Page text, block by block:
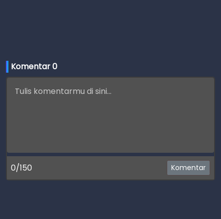
Komentar 0
0/150 Komentar